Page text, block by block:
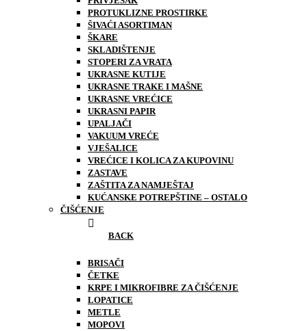
PROTUKLIZNE PROSTIRKE
ŠIVAĆI ASORTIMAN
ŠKARE
SKLADIŠTENJE
STOPERI ZA VRATA
UKRASNE KUTIJE
UKRASNE TRAKE I MAŠNE
UKRASNE VREĆICE
UKRASNI PAPIR
UPALJAČI
VAKUUM VREĆE
VJEŠALICE
VREĆICE I KOLICA ZA KUPOVINU
ZASTAVE
ZAŠTITA ZA NAMJEŠTAJ
KUĆANSKE POTREPŠTINE – OSTALO
ČIŠĆENJE
BACK
BRISAČI
ČETKE
KRPE I MIKROFIBRE ZA ČIŠĆENJE
LOPATICE
METLE
MOPOVI